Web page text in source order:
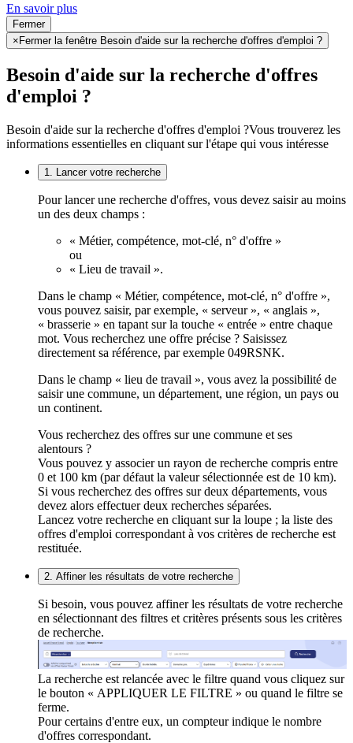
En savoir plus
Fermer
×Fermer la fenêtre Besoin d'aide sur la recherche d'offres d'emploi ?
Besoin d'aide sur la recherche d'offres
d'emploi ?
Besoin d'aide sur la recherche d'offres d'emploi ?Vous trouverez les
informations essentielles en cliquant sur l'étape qui vous intéresse
1. Lancer votre recherche
Pour lancer une recherche d'offres, vous devez saisir au moins
un des deux champs :
« Métier, compétence, mot-clé, n° d'offre »
ou
« Lieu de travail ».
Dans le champ « Métier, compétence, mot-clé, n° d'offre »,
vous pouvez saisir, par exemple, « serveur », « anglais »,
« brasserie » en tapant sur la touche « entrée » entre chaque
mot. Vous recherchez une offre précise ? Saisissez
directement sa référence, par exemple 049RSNK.
Dans le champ « lieu de travail », vous avez la possibilité de
saisir une commune, un département, une région, un pays ou
un continent.
Vous recherchez des offres sur une commune et ses
alentours ?
Vous pouvez y associer un rayon de recherche compris entre
0 et 100 km (par défaut la valeur sélectionnée est de 10 km).
Si vous recherchez des offres sur deux départements, vous
devez alors effectuer deux recherches séparées.
Lancez votre recherche en cliquant sur la loupe ; la liste des
offres d'emploi correspondant à vos critères de recherche est
restituée.
2. Affiner les résultats de votre recherche
Si besoin, vous pouvez affiner les résultats de votre recherche
en sélectionnant des filtres et critères présents sous les critères
de recherche.
La recherche est relancée avec le filtre quand vous cliquez sur
le bouton « APPLIQUER LE FILTRE » ou quand le filtre se
ferme.
Pour certains d'entre eux, un compteur indique le nombre
d'offres correspondant.